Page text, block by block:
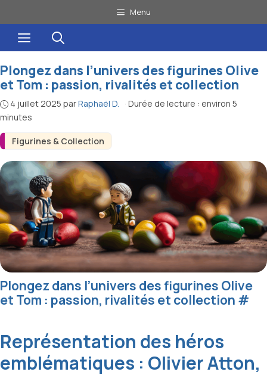
au
contenu
Menu
Menu
Figurines & Collection
Plongez dans l’univers des figurines Olive
et Tom : passion, rivalités et collection
4 juillet 2025 parRaphaël D. · Durée de lecture : environ 5
minutes
Plongez dans l’univers des figurines Olive
et Tom : passion, rivalités et collection #
Représentation des héros
emblématiques : Olivier Atton,